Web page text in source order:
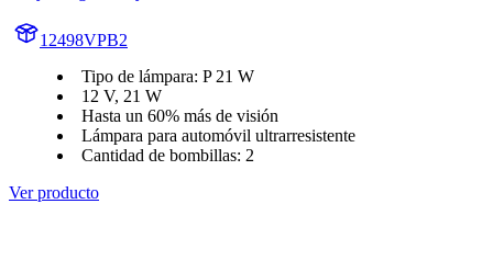
12498VPB2
Tipo de lámpara: P 21 W
12 V, 21 W
Hasta un 60% más de visión
Lámpara para automóvil ultrarresistente
Cantidad de bombillas: 2
Ver producto